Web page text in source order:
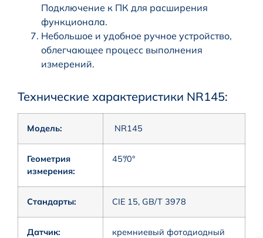
Подключение к ПК для расширения
функционала.
Небольшое и удобное ручное устройство,
облегчающее процесс выполнения
измерений.
Технические характеристики NR145:
Модель: NR145
Геометрия
измерения:
45°/0°
Стандарты: CIE 15, GB/T 3978
Датчик: кремниевый фотодиодный